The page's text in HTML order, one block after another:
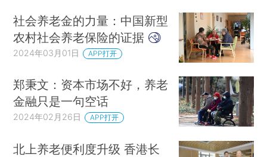
社会养老金的力量：中国新型
农村社会养老保险的证据
2024年03月01日 APP打开
郑秉文：资本市场不好，养老
金融只是一句空话
2024年02月26日 APP打开
北上养老便利度升级 香港长